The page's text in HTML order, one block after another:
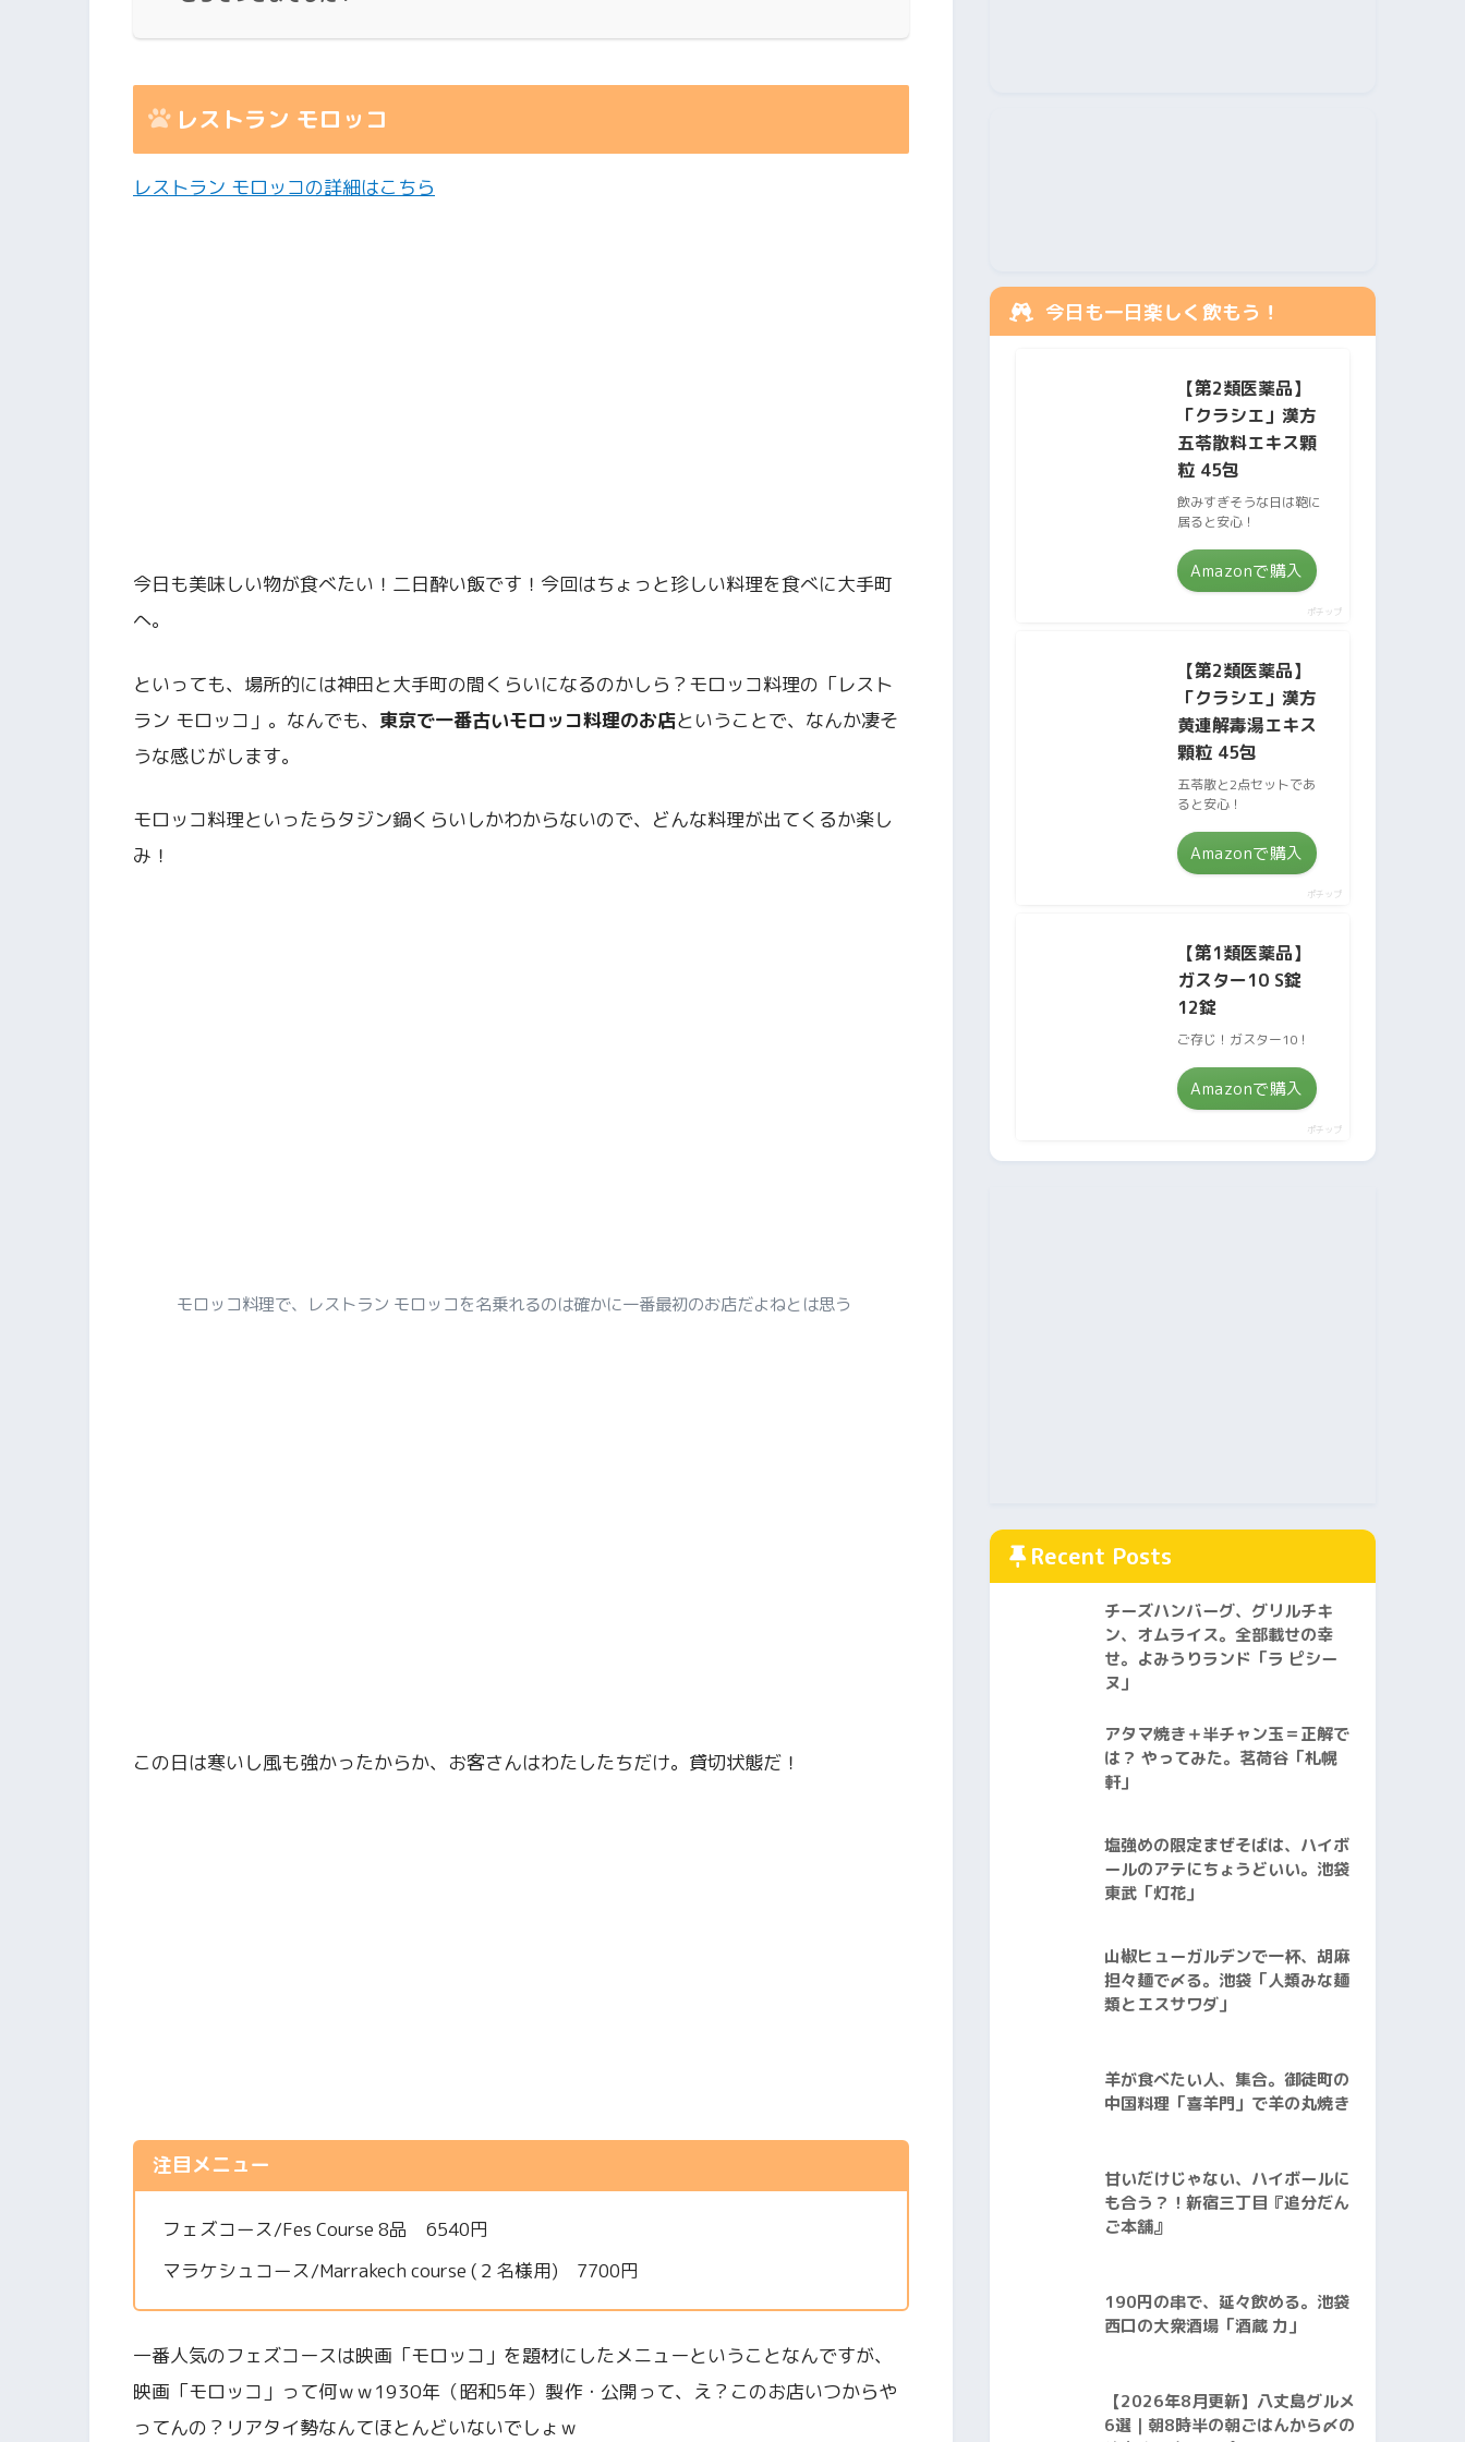
レストラン モロッコ
レストラン モロッコの詳細はこちら
今日も美味しい物が食べたい！二日酔い飯です！今回はちょっと珍しい料理を食べに大手町
へ。
といっても、場所的には神田と大手町の間くらいになるのかしら？モロッコ料理の「レスト
ラン モロッコ」。なんでも、 東京で一番古いモロッコ料理のお店ということで、なんか凄そ
うな感じがします。
モロッコ料理といったらタジン鍋くらいしかわからないので、どんな料理が出てくるか楽し
み！
モロッコ料理で、レストラン モロッコを名乗れるのは確かに一番最初のお店だよねとは思う
この日は寒いし風も強かったからか、お客さんはわたしたちだけ。貸切状態だ！
注目メニュー
フェズコース/Fes Course 8品 6540円
マラケシュコース/Marrakech course (２名様用) 7700円
一番人気のフェズコースは映画「モロッコ」を題材にしたメニューということなんですが、
映画「モロッコ」って何ｗｗ1930年（昭和5年）製作・公開って、え？このお店いつからや
ってんの？リアタイ勢なんてほとんどいないでしょｗ
今日も一日楽しく飲もう！
【第2類医薬品】
「クラシエ」漢方
五苓散料エキス顆
粒 45包
飲みすぎそうな日は鞄に
居ると安心！
Amazonで購入
ポチップ
【第2類医薬品】
「クラシエ」漢方
黄連解毒湯エキス
顆粒 45包
五苓散と2点セットであ
ると安心！
Amazonで購入
ポチップ
【第1類医薬品】
ガスター10 S錠
12錠
ご存じ！ガスター10！
Amazonで購入
ポチップ
Recent Posts
チーズハンバーグ、グリルチキ
ン、オムライス。全部載せの幸
せ。よみうりランド「ラ ピシー
ヌ」
アタマ焼き＋半チャン玉＝正解で
は？ やってみた。茗荷谷「札幌
軒」
塩強めの限定まぜそばは、ハイボ
ールのアテにちょうどいい。池袋
東武「灯花」
山椒ヒューガルデンで一杯、胡麻
担々麺で〆る。池袋「人類みな麺
類とエスサワダ」
羊が食べたい人、集合。御徒町の
中国料理「喜羊門」で羊の丸焼き
甘いだけじゃない、ハイボールに
も合う？！新宿三丁目『追分だん
ご本舗』
190円の串で、延々飲める。池袋
西口の大衆酒場「酒蔵 力」
【2026年8月更新】八丈島グルメ
6選｜朝8時半の朝ごはんから〆の